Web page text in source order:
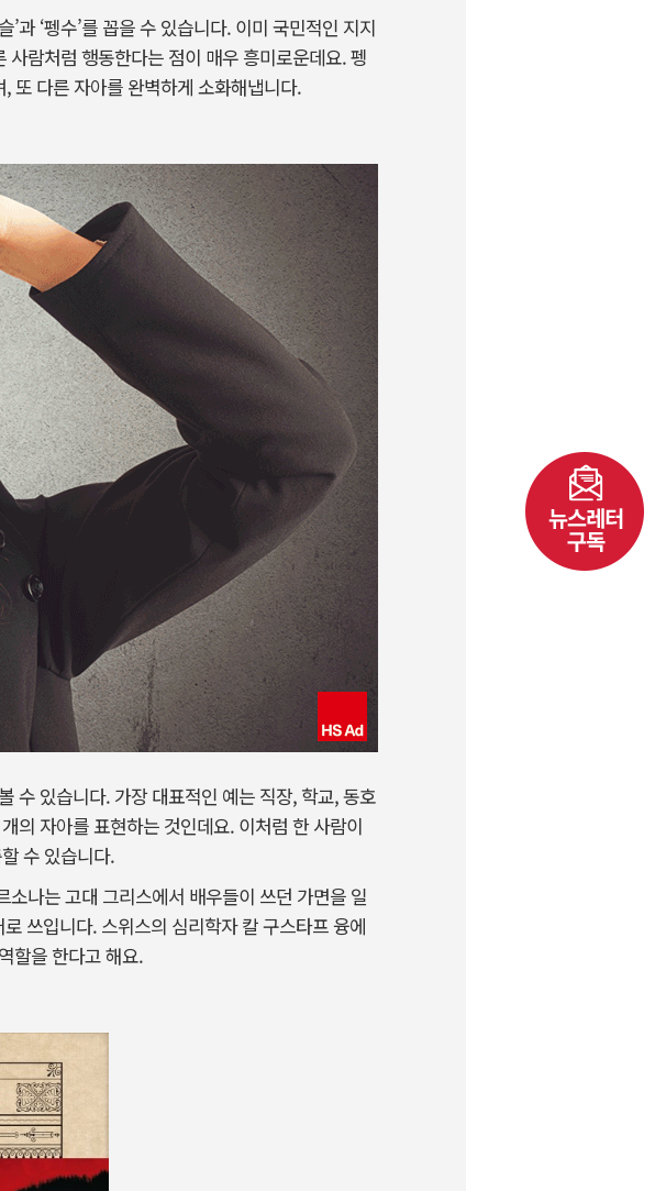
과 ‘펭수’를 꼽을 수 있습니다. 이미 국민적인 지지
사람처럼 행동한다는 점이 매우 흥미로운데요. 펭
또 다른 자아를 완벽하게 소화해냅니다.
수 있습니다. 가장 대표적인 예는 직장, 학교, 동호
의 자아를 표현하는 것인데요. 이처럼 한 사람이
수 있습니다.
소나는 고대 그리스에서 배우들이 쓰던 가면을 일
쓰입니다. 스위스의 심리학자 칼 구스타프 융에
할을 한다고 해요.